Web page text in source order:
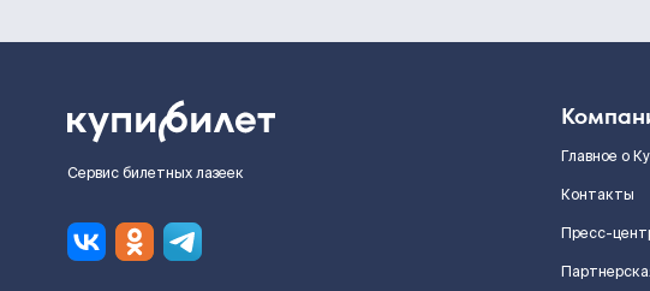
Сервис билетных лазеек
Главное о
Контакты
Пресс-